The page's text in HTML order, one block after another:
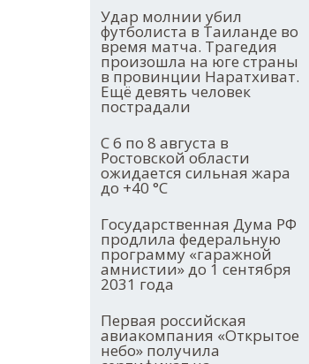
Удар молнии убил
футболиста в Таиланде во
время матча. Трагедия
произошла на юге страны
в провинции Наратхиват.
Ещё девять человек
пострадали
С 6 по 8 августа в
Ростовской области
ожидается сильная жара
до +40 °С
Государственная Дума РФ
продлила федеральную
программу «гаражной
амнистии» до 1 сентября
2031 года
Первая российская
авиакомпания «Открытое
небо» получила